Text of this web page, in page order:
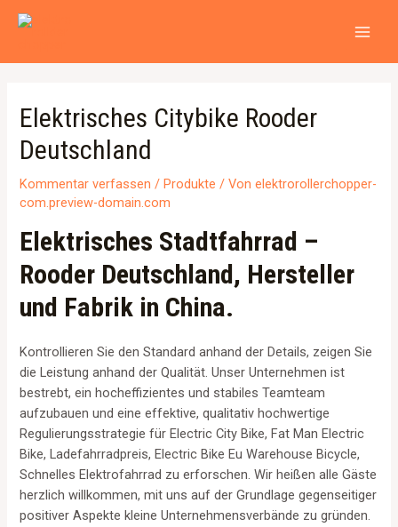
Inhalt
Elektrisches Citybike Rooder
Deutschland
Kommentar verfassen /Produkte / Vonelektrorollerchopper-
com.preview-domain.com
Elektrisches Stadtfahrrad –
Rooder Deutschland, Hersteller
und Fabrik in China.
Kontrollieren Sie den Standard anhand der Details, zeigen Sie
die Leistung anhand der Qualität. Unser Unternehmen ist
bestrebt, ein hocheffizientes und stabiles Teamteam
aufzubauen und eine effektive, qualitativ hochwertige
Regulierungsstrategie für Electric City Bike, Fat Man Electric
Bike, Ladefahrradpreis, Electric Bike Eu Warehouse Bicycle,
Schnelles Elektrofahrrad zu erforschen. Wir heißen alle Gäste
herzlich willkommen, mit uns auf der Grundlage gegenseitiger
positiver Aspekte kleine Unternehmensverbände zu gründen.